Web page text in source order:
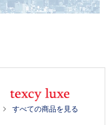
すべての商品を見る